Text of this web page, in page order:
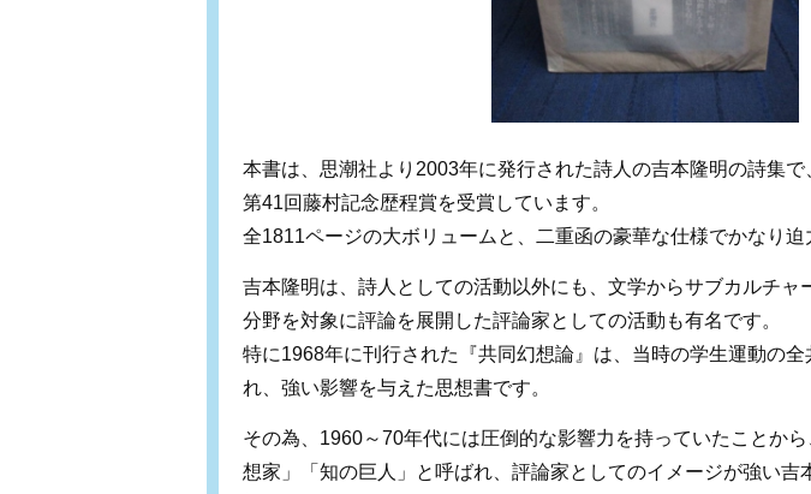
本書は、思潮社より2003年に発行された詩人の吉本隆明の詩集
第41回藤村記念歴程賞を受賞しています。
全1811ページの大ボリュームと、二重函の豪華な仕様でかなり
吉本隆明は、詩人としての活動以外にも、文学からサブカルチャ
分野を対象に評論を展開した評論家としての活動も有名です。
特に1968年に刊行された『共同幻想論』は、当時の学生運動の全
れ、強い影響を与えた思想書です。
その為、1960～70年代には圧倒的な影響力を持っていたことか
想家」「知の巨人」と呼ばれ、評論家としてのイメージが強い吉